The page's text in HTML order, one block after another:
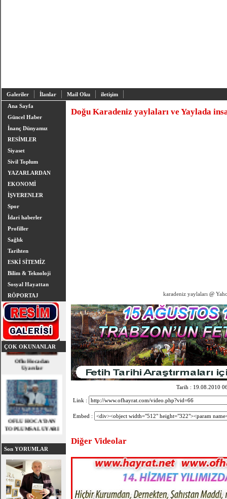
Galeriler İlanlar Mail Oku
iletişim
Ana Sayfa
Güncel Haber
İnanç Dünyamız
RESİMLER
Siyaset
Sivil Toplum
YAZARLARDAN
EKONOMİ
İŞVERENLER
Spor
İdari haberler
Profiller
Sağlık
Tarihten
ESKİ SİTEMİZ
Bilim & Teknoloji
Sosyal Hayattan
RÖPORTAJ
ÇOK OKUNANLAR
Oflu Hocadan
Uyarılar
OFLU HOCA'DAN
TOPLUMSAL UYARI
Son YORUMLAR
Doğu Karadeniz yaylaları ve Yaylada
karadeniz yaylaları @
Tarih : 19.08.2010
Link :
Embed :
Diğer Videolar